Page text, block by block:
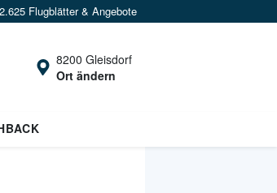
Flugblätter & Angebote
8200 Gleisdorf
Ort ändern